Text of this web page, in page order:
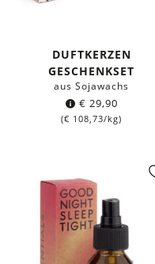
DUFTKERZEN
GESCHENKSET
aus Sojawachs
€ 29,90
(€ 108,73/kg)